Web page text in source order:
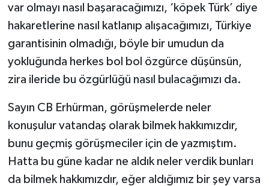
var olmayı nasıl başaracağımızı, ‘köpek Türk’ diye
hakaretlerine nasıl katlanıp alışacağımızı, Türkiye
garantisinin olmadığı, böyle bir umudun da
yokluğunda herkes bol bol özgürce düşünsün,
zira ileride bu özgürlüğü nasıl bulacağımızı da.
Sayın CB Erhürman, görüşmelerde neler
konuşulur vatandaş olarak bilmek hakkımızdır,
bunu geçmiş görüşmeciler için de yazmıştım.
Hatta bu güne kadar ne aldık neler verdik bunları
da bilmek hakkımızdır, eğer aldığımız bir şey varsa